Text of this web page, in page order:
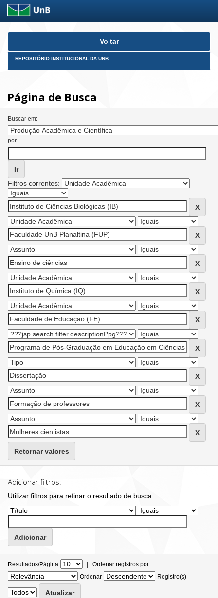
Skip
Voltar
REPOSITÓRIO INSTITUCIONAL DA UNB
Página de Busca
Buscar em:
por
Filtros correntes:
Retornar valores
Adicionar filtros:
Utilizar filtros para refinar o resultado de busca.
Resultados/Página | Ordenar registros por
Ordenar
Registro(s)